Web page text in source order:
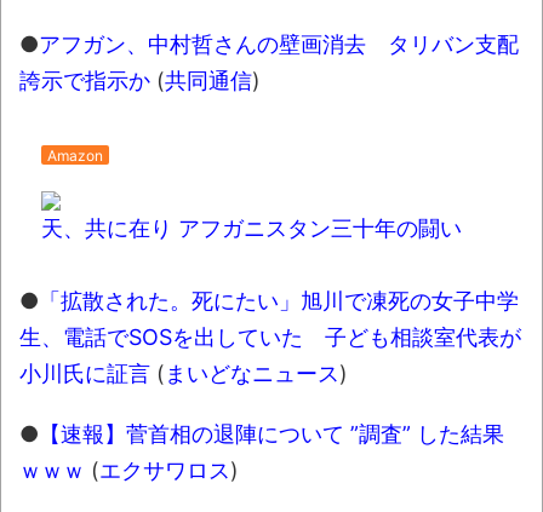
08/10NEWS!! 台風15号、11日に東北上陸
のおそれとか イオンモール爆発巡り遺族装う
が“離婚”を提示とか 「タトゥー入れてる奴は
の動画話題とか
線」は…海が荒れると地獄と化す
【08～10日の新刊】「あくまでクジャク
の話です。8」「アオイホノオ 33」「雷雷雷
琵琶湖三市同時花火大会、開催中止を発
表 場所時刻不明・許可なし・交通整理なし・
●アフガン、中村哲さんの壁画消去 タリバン支配
誇示で指示か (共同通信)
Amazon
天、共に在り アフガニスタン三十年の闘い
● 「拡散された。死にたい」旭川で凍死の女子中学
生、電話でSOSを出していた 子ども相談室代表が
小川氏に証言 ( まいどなニュース)
● 【速報】菅首相の退陣について ”調査” した結果
ｗｗｗ (エクサワロス)